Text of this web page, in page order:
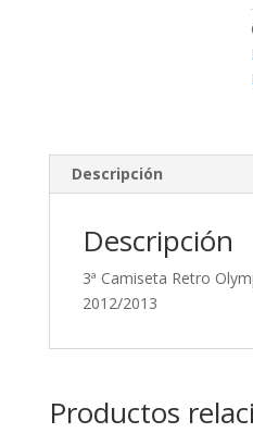
Descripción
Descripción
3ª Camiseta Retro
2012/2013
Productos